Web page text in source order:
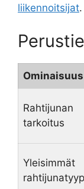
liikennoitsijat.
Ominaisuus
Rahtijunan
tarkoitus
Yleisimmät